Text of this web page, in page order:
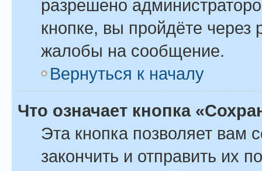
разрешено
кнопке, вы пройдёте
жалобы на сообщение.
Вернуться к началу
Что означает кнопка
Эта кнопка позволяет вам
закончить и отправить их